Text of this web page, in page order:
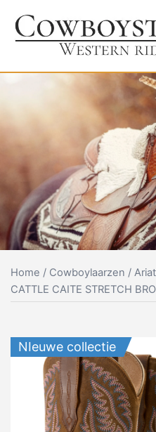
content
Home / Cowboylaarzen /
CATTLE CAITE STRETCH
NIeuwe collectie